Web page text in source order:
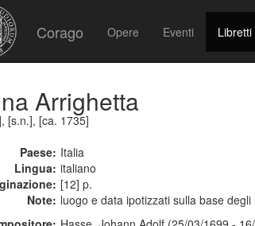
Corago Opere Eventi Libretti
Arrighetta
[s.n.], [ca. 1735]
Paese: Italia
Lingua: italiano
[12] p.
Note: luogo e data ipotizzati sulla base